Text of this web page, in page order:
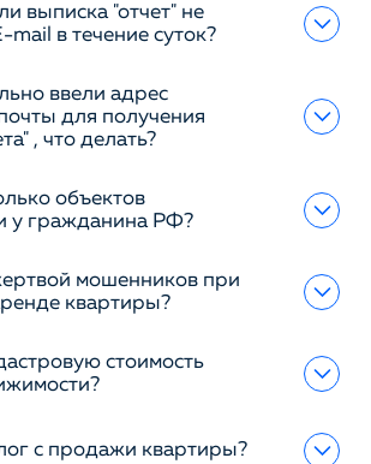
выписка "отчет" не
mail в течение суток?
ввели адрес
для получения
, что делать?
объектов
у гражданина РФ?
мошенников при
квартиры?
стоимость
с продажи квартиры?